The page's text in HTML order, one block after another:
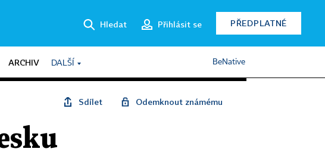
Hledat Přihlásit se PŘEDPLATNÉ
ARCHIV DALŠÍ BeNative
Sdílet Odemknout známému